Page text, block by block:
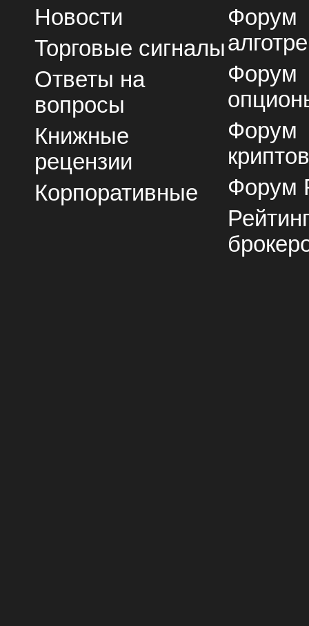
Новости
Торговые сигналы
Ответы на
вопросы
Книжные
рецензии
Корпоративные
Форум
Форум
Форум
Форум